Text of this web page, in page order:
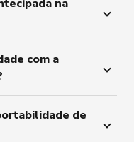
na
com a
de